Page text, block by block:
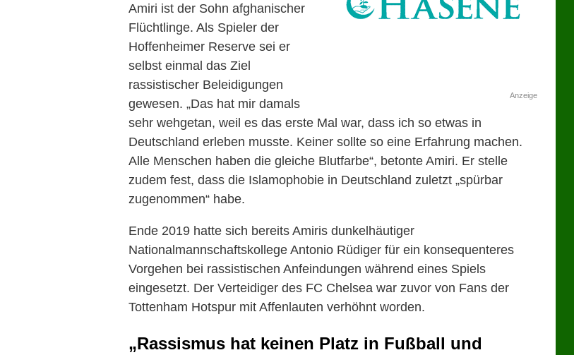
Anzeige
Amiri ist der Sohn afghanischer
Flüchtlinge. Als Spieler der
Hoffenheimer Reserve sei er
selbst einmal das Ziel
rassistischer Beleidigungen
gewesen. „Das hat mir damals
sehr wehgetan, weil es das erste Mal war, dass ich so etwas in
Deutschland erleben musste. Keiner sollte so eine Erfahrung machen.
Alle Menschen haben die gleiche Blutfarbe“, betonte Amiri. Er stelle
zudem fest, dass die Islamophobie in Deutschland zuletzt „spürbar
zugenommen“ habe.
Ende 2019 hatte sich bereits Amiris dunkelhäutiger
Nationalmannschaftskollege Antonio Rüdiger für ein konsequenteres
Vorgehen bei rassistischen Anfeindungen während eines Spiels
eingesetzt. Der Verteidiger des FC Chelsea war zuvor von Fans der
Tottenham Hotspur mit Affenlauten verhöhnt worden.
„Rassismus hat keinen Platz in Fußball und